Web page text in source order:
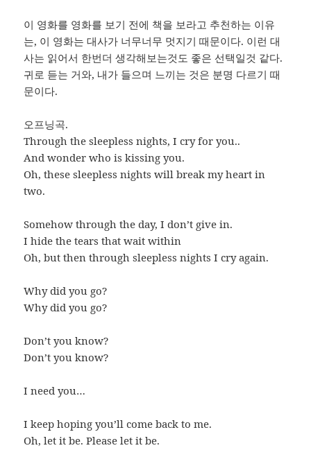
이 영화를 영화를 보기 전에 책을 보라고 추천하는 이유
는, 이 영화는 대사가 너무너무 멋지기 때문이다. 이런 대
사는 읽어서 한번더 생각해보는것도 좋은 선택일것 같다.
귀로 듣는 거와, 내가 들으며 느끼는 것은 분명 다르기 때
문이다.
오프닝곡.
Through the sleepless nights, I cry for you..
And wonder who is kissing you.
Oh, these sleepless nights will break my heart in
two.
Somehow through the day, I don’t give in.
I hide the tears that wait within
Oh, but then through sleepless nights I cry again.
Why did you go?
Why did you go?
Don’t you know?
Don’t you know?
I need you…
I keep hoping you’ll come back to me.
Oh, let it be. Please let it be.